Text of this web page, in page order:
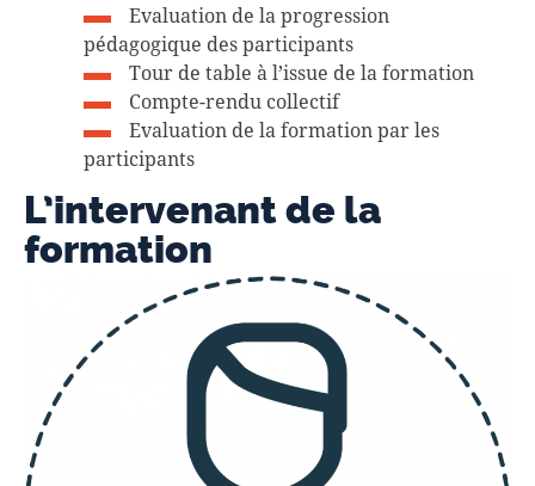
Evaluation de la progression
pédagogique des participants
Tour de table à l’issue de la formation
Compte-rendu collectif
Evaluation de la formation par les
participants
L’intervenant de la
formation